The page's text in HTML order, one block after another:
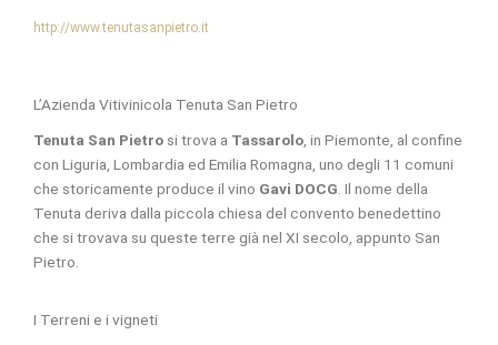
http://www.tenutasanpietro.it
L’Azienda Vitivinicola Tenuta San Pietro
Tenuta San Pietro si trova a Tassarolo , in Piemonte, al confine
con Liguria, Lombardia ed Emilia Romagna, uno degli 11 comuni
che storicamente produce il vino Gavi DOCG . Il nome della
Tenuta deriva dalla piccola chiesa del convento benedettino
che si trovava su queste terre già nel XI secolo, appunto San
Pietro.
I Terreni e i vigneti